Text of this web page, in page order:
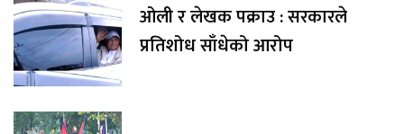
ओली र लेखक पक्राउ : सरकारले
प्रतिशोध साँधेको आरोप